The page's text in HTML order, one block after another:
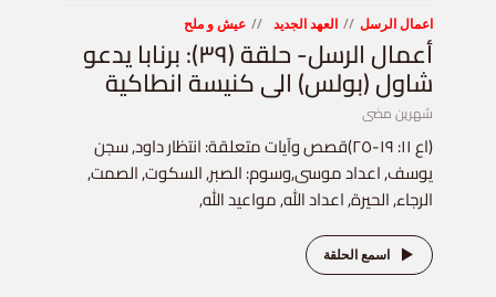
اعمال الرسل العهد الجديد عيش و ملح
أعمال الرسل- حلقة (٣٩): برنابا يدعو
شاول (بولس) الى كنيسة انطاكية
شهرين مضى
(اع ١١: ١٩-٢٥)قصص وآيات متعلقة: انتظار داود, سجن
يوسف, اعداد موسى,وسوم: الصبر, السكوت, الصمت,
الرجاء, الحيرة, اعداد الله, مواعيد الله,
اسمع الحلقة